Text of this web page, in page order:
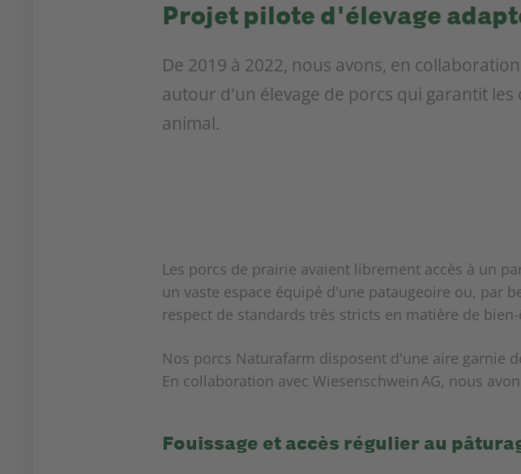
Projet pilote d'élevage
De 2019 à 2022, nous avons, en
autour d'un élevage de porcs qui garantit
animal.
Les porcs de prairie avaient librement accès à un
un vaste espace équipé d'une pataugeoire ou, par
respect de standards très stricts en matière de
Nos porcs Naturafarm disposent d'une aire garnie
En collaboration avec Wiesenschwein AG, nous
Fouissage et accès régulier au